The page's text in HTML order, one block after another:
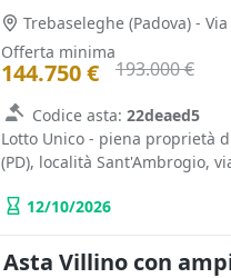
Trebaseleghe (Padova) -
Offerta minima
144.750 € 193.000 €
Codice asta: 22deaed5
Lotto Unico - piena proprietà
(PD), località Sant'Ambrogio,
12/10/2026
Asta Villino con